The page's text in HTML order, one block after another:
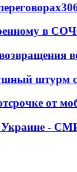
в СОЧ
штурм
от
Украине -